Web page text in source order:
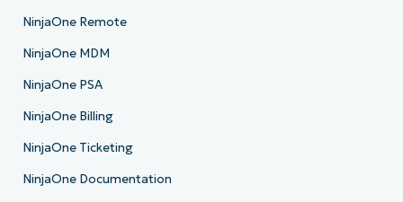
NinjaOne Remote
NinjaOne MDM
NinjaOne PSA
NinjaOne Billing
NinjaOne Ticketing
NinjaOne Documentation